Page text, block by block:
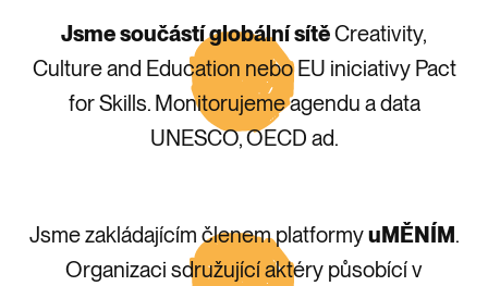
Jsme součástí globální sítěCreativity,
Culture and Education nebo EU iniciativy Pact
for Skills. Monitorujeme agendu a data
UNESCO, OECD ad.
Jsme zakládajícím členem platformyuMĚNÍM.
Organizaci sdružující aktéry působící v